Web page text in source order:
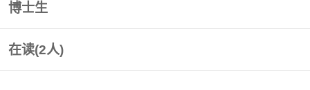
博士生
在读(2人)